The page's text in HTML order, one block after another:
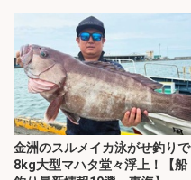
金洲のスルメイカ泳がせ釣りで
8kg大型マハタ堂々浮上！【船